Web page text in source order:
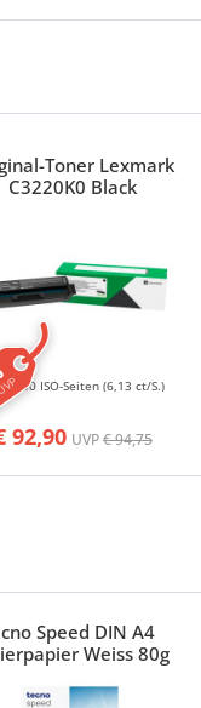
Toner Lexmark
C3220K0 Black
92,90 UVP€ 94,75
1500 ISO-Seiten (6,13 ct/S.)
Speed DIN A4
Weiss 80g